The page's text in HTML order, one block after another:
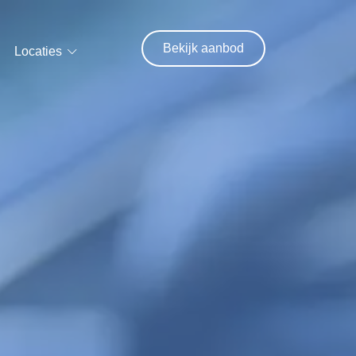
Locaties Bekijk aanbod